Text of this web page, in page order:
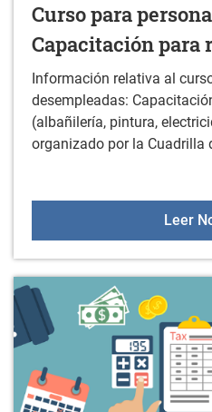
Curso para
Capacitación para
Información relativa al
desempleadas:
(albañilería, pintura,
organizado por la Cuadrilla
Leer